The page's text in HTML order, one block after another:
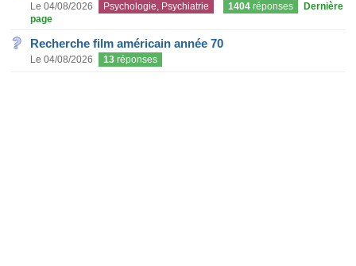
Le 04/08/2026 Psychologie, Psychiatrie 1404 réponses
Dernière
page
Recherche film américain année 70
Le 04/08/2026 13 réponses